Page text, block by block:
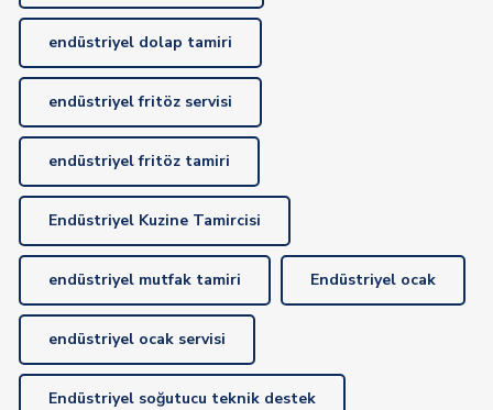
endüstriyel dolap tamiri
endüstriyel fritöz servisi
endüstriyel fritöz tamiri
Endüstriyel Kuzine Tamircisi
endüstriyel mutfak tamiri Endüstriyel ocak
endüstriyel ocak servisi
Endüstriyel soğutucu teknik destek